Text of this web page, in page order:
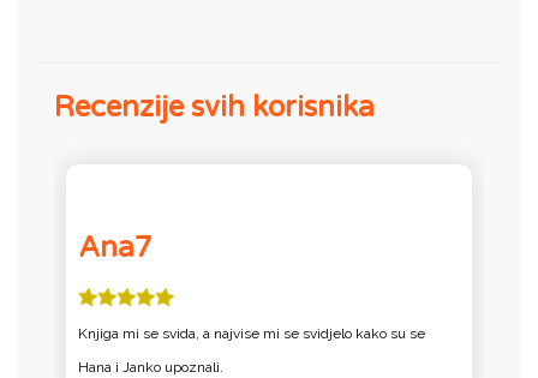
Recenzije svih korisnika
Ana7
Knjiga mi se svida, a najvise mi se svidjelo kako su se
Hana i Janko upoznali.